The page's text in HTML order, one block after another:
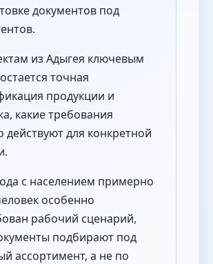
документов под
из Адыгея ключевым
точная
продукции и
какие требования
действуют для конкретной
с населением примерно
особенно
рабочий сценарий,
подбирают под
ассортимент, а не по